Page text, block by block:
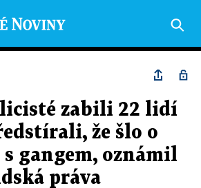
zabili 22 lidí
že šlo o
gangem, oznámil
práva